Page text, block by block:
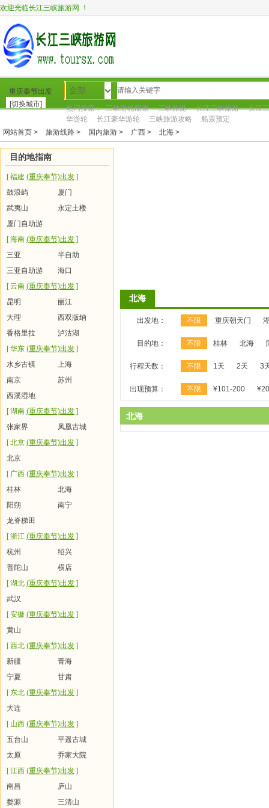
欢迎光临长江三峡旅游网 ！
重庆奉节出发
[切换城市]
全部
热门搜索： 三峡游轮船票 三峡旅游 长江三峡旅游
长江
华游轮
长江豪华游轮 三峡旅游攻略 船票预定
网站首页 转到新网站 三峡游轮 三峡旅游 周
网站首页 > 旅游线路 > 国内旅游 > 广西 > 北海 >
目的地指南
[ 福建 (重庆奉节)出发 ]
鼓浪屿
厦门
武夷山
永定土楼
厦门自助游
[ 海南 (重庆奉节)出发 ]
三亚
半自助
三亚自助游
海口
[ 云南 (重庆奉节)出发 ]
昆明
丽江
大理
西双版纳
香格里拉
泸沽湖
[ 华东 (重庆奉节)出发 ]
水乡古镇
上海
南京
苏州
西溪湿地
[ 湖南 (重庆奉节)出发 ]
张家界
凤凰古城
[ 北京 (重庆奉节)出发 ]
北京
[ 广西 (重庆奉节)出发 ]
桂林
北海
阳朔
南宁
龙脊梯田
[ 浙江 (重庆奉节)出发 ]
杭州
绍兴
普陀山
横店
[ 湖北 (重庆奉节)出发 ]
武汉
[ 安徽 (重庆奉节)出发 ]
黄山
[ 西北 (重庆奉节)出发 ]
新疆
青海
宁夏
甘肃
[ 东北 (重庆奉节)出发 ]
大连
[ 山西 (重庆奉节)出发 ]
五台山
平遥古城
太原
乔家大院
[ 江西 (重庆奉节)出发 ]
南昌
庐山
婺源
三清山
北海
出发地： 不限 重庆朝天门
目的地： 不限 桂林 北海
行程天数： 不限 1天 2天 3
出现预算： 不限 ¥101-200
北海